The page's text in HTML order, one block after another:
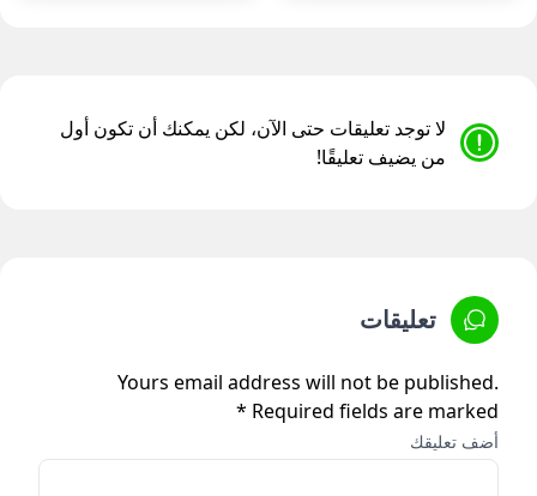
لا توجد تعليقات حتى الآن، لكن يمكنك أن تكون أول
من يضيف تعليقًا!
تعليقات
Yours email address will not be published.
Required fields are marked *
أضف تعليقك